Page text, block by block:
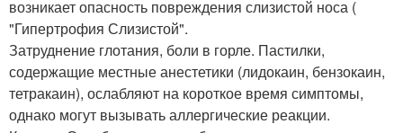
возникает опасность повреждения слизистой носа (
"Гипертрофия Слизистой".
Затруднение глотания, боли в горле. Пастилки,
содержащие местные анестетики (лидокаин, бензокаин,
тетракаин), ослабляют на короткое время симптомы,
однако могут вызывать аллергические реакции.